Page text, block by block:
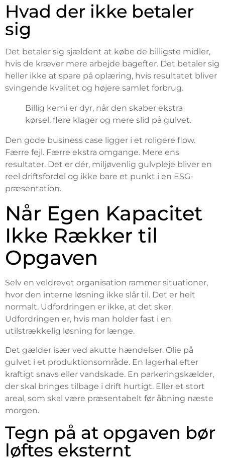
Hvad der ikke betaler
sig
Det betaler sig sjældent at købe de billigste midler,
hvis de kræver mere arbejde bagefter. Det betaler sig
heller ikke at spare på oplæring, hvis resultatet bliver
svingende kvalitet og højere samlet forbrug.
Billig kemi er dyr, når den skaber ekstra
kørsel, flere klager og mere slid på gulvet.
Den gode business case ligger i et roligere flow.
Færre fejl. Færre ekstra omgange. Mere ens
resultater. Det er dér, miljøvenlig gulvpleje bliver en
reel driftsfordel og ikke bare et punkt i en ESG-
præsentation.
Når Egen Kapacitet
Ikke Rækker til
Opgaven
Selv en veldrevet organisation rammer situationer,
hvor den interne løsning ikke slår til. Det er helt
normalt. Udfordringen er ikke, at det sker.
Udfordringen er, hvis man holder fast i en
utilstrækkelig løsning for længe.
Det gælder især ved akutte hændelser. Olie på
gulvet i et produktionsområde. En lagerhal efter
kraftigt snavs eller vandskade. En parkeringskælder,
der skal bringes tilbage i drift hurtigt. Eller et stort
areal, som skal være præsentabelt før åbning næste
morgen.
Tegn på at opgaven bør
løftes eksternt